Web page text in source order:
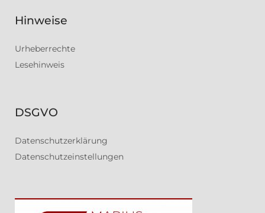
Hinweise
Urheberrechte
Lesehinweis
DSGVO
Datenschutzerklärung
Datenschutzeinstellungen